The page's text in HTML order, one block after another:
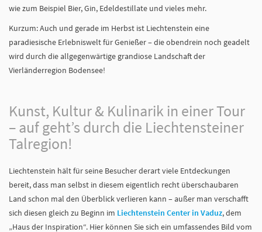
wie zum Beispiel Bier, Gin, Edeldestillate und vieles mehr.
Kurzum: Auch und gerade im Herbst ist Liechtenstein eine
paradiesische Erlebniswelt für Genießer – die obendrein noch geadelt
wird durch die allgegenwärtige grandiose Landschaft der
Vierländerregion Bodensee!
Kunst, Kultur & Kulinarik in einer Tour
– auf geht’s durch die Liechtensteiner
Talregion!
Liechtenstein hält für seine Besucher derart viele Entdeckungen
bereit, dass man selbst in diesem eigentlich recht überschaubaren
Land schon mal den Überblick verlieren kann – außer man verschafft
sich diesen gleich zu Beginn im Liechtenstein Center in Vaduz, dem
„Haus der Inspiration“. Hier können Sie sich ein umfassendes Bild vom